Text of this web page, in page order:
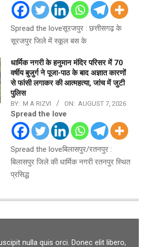
Spread the loveसूरजपुर : छत्तीसगढ़ के
सूरजपुर जिले में स्कूल बस के
धार्मिक नगरी के हनुमान मंदिर परिसर में 70
वर्षीय बुजुर्ग ने पूजा-पाठ के बाद अज्ञात कारणों
से फांसी लगाकर की आत्महत्या, जांच में जुटी
पुलिस
BY: M A RIZVI ON: AUGUST 7, 2026
Spread the love
Spread the loveबिलासपुर/रतनपुर :
बिलासपुर जिले की धार्मिक नगरी रतनपुर स्थित
प्रसिद्ध
nulla quis orci. Donec elit libero,